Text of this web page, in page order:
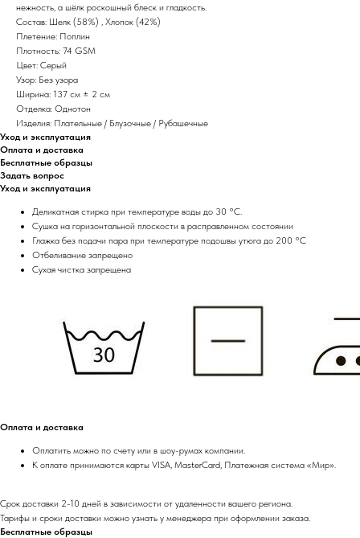
нежность, а шёлк роскошный блеск и гладкость.
Состав: Шелк (58%) , Хлопок (42%)
Плетение: Поплин
Плотность: 74 GSM
Цвет: Серый
Узор: Без узора
Ширина: 137 см ± 2 см
Отделка: Однотон
Изделия: Плательные / Блузочные / Рубашечные
Уход и эксплуатация
Оплата и доставка
Бесплатные образцы
Задать вопрос
Уход и эксплуатация
Деликатная стирка при температуре воды до 30 °C.
Сушка на горизонтальной плоскости в расправленном состоянии
Глажка без подачи пара при температуре подошвы утюга до 200 °C
Отбеливание запрещено
Сухая чистка запрещена
Оплата и доставка
Оплатить можно по счету или в шоу-румах компании.
К оплате принимаются карты VISA, MasterCard, Платежная система «Мир».
Срок доставки 2-10 дней в зависимости от удаленности вашего региона.
Тарифы и сроки доставки можно узнать у менеджера при оформлении заказа.
Бесплатные образцы